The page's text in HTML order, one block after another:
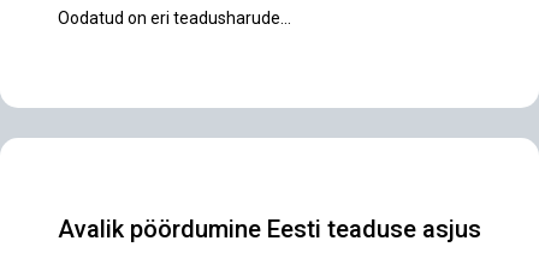
Oodatud on eri teadusharude…
Avalik pöördumine Eesti teaduse asjus